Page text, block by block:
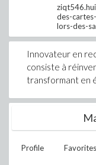
des-
lors-des-
Innovateur en
consiste à
transformant en
Profile Favorites